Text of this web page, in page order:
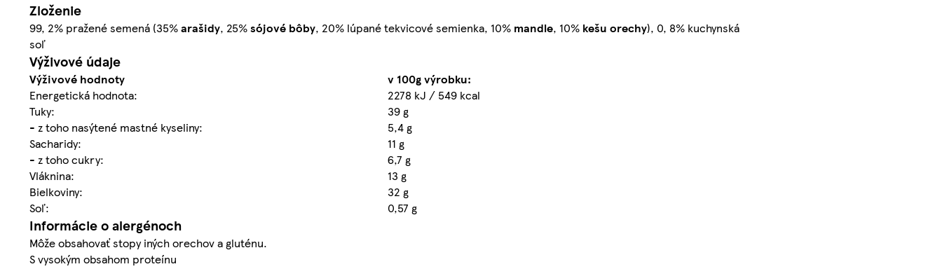
Zloženie
99, 2% pražené semená (35%arašidy, 25%sójové bôby, 20% lúpané tekvicové semienka, 10% mandle, 10% kešu orechy), 0, 8% kuchynská
soľ
Výživové údaje
Výživové hodnoty
v 100g výrobku:
Energetická hodnota:
2278 kJ / 549 kcal
Tuky:
39 g
- z toho nasýtené mastné kyseliny:
5,4 g
Sacharidy:
11 g
- z toho cukry:
6,7 g
Vláknina:
13 g
Bielkoviny:
32 g
Soľ:
0,57 g
Informácie o alergénoch
Môže obsahovať stopy iných orechov a gluténu.
S vysokým obsahom proteínu